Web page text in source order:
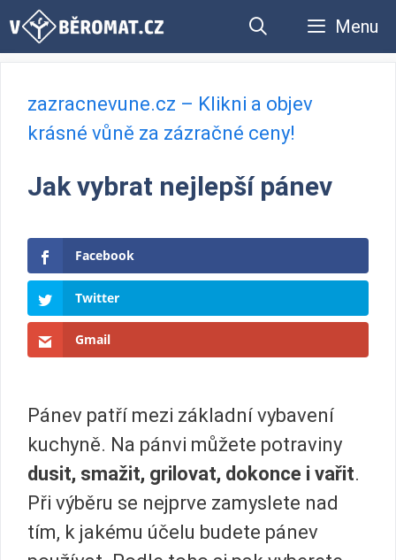
Přeskočit
Menu
zazracnevune.cz – Klikni a objev
krásné vůně za zázračné ceny!
Jak vybrat nejlepší pánev
Facebook
Twitter
Gmail
Pánev patří mezi základní vybavení
kuchyně. Na pánvi můžete potraviny
dusit, smažit, grilovat, dokonce i vařit.
Při výběru se nejprve zamyslete nad
tím, k jakému účelu budete pánev